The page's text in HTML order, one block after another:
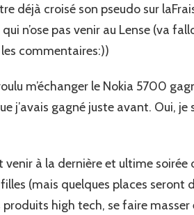
déjà croisé son pseudo sur
n’ose pas venir au Lense (va
commentaires:))
m’échanger le Nokia 5700
j’avais gagné juste avant. Oui, je
à la dernière et ultime soirée
(mais quelques places seront
high tech, se faire